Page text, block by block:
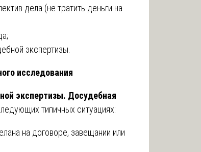
дела (не тратить деньги на
экспертизы.
исследования
экспертизы. Досудебная
типичных ситуациях:
на договоре, завещании или